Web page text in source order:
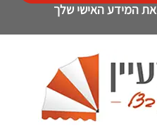
המידע האישי שלך